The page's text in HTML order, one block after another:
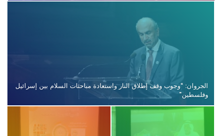
الجروان: “وجوب وقف إطلاق النار واستعادة مباحثات السلام بين إسرائيل
وفلسطين”